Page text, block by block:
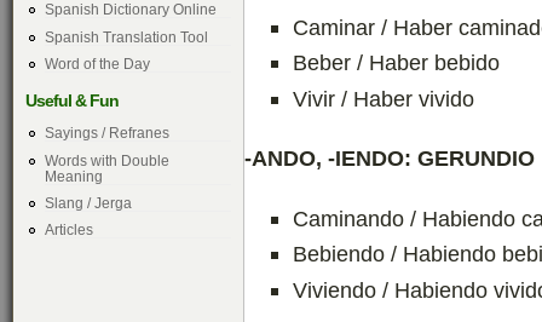
Spanish Dictionary Online
Spanish Translation Tool
Word of the Day
Useful & Fun
Sayings / Refranes
Words with Double
Meaning
Slang / Jerga
Articles
Caminar / Haber
Beber / Haber bebido
Vivir / Haber vivido
-ANDO, -IENDO: GERUNDIO
Caminando / Habiendo
Bebiendo / Habiendo
Viviendo / Habiendo